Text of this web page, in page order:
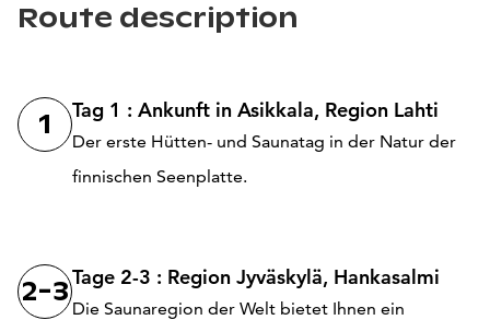
Route description
1 Tag 1 : Ankunft in Asikkala, Region Lahti
Der erste Hütten- und Saunatag in der Natur der
finnischen Seenplatte.
2-3Tage 2-3 : Region Jyväskylä, Hankasalmi
Die Saunaregion der Welt bietet Ihnen ein